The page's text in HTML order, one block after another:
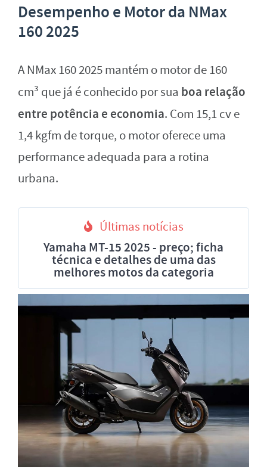
Desempenho e Motor da NMax
160 2025
A NMax 160 2025 mantém o motor de 160
cm³ que já é conhecido por sua boa relação
entre potência e economia. Com 15,1 cv e
1,4 kgfm de torque, o motor oferece uma
performance adequada para a rotina
urbana.
Últimas notícias
Yamaha MT-15 2025 - preço; ficha
técnica e detalhes de uma das
melhores motos da categoria